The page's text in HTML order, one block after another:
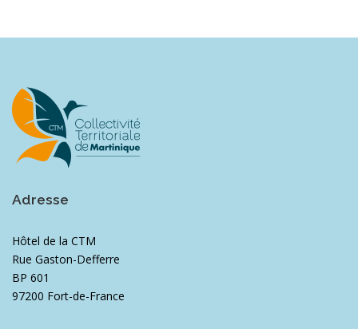
Adresse
Hôtel de la CTM
Rue Gaston-Defferre
BP 601
97200 Fort-de-France